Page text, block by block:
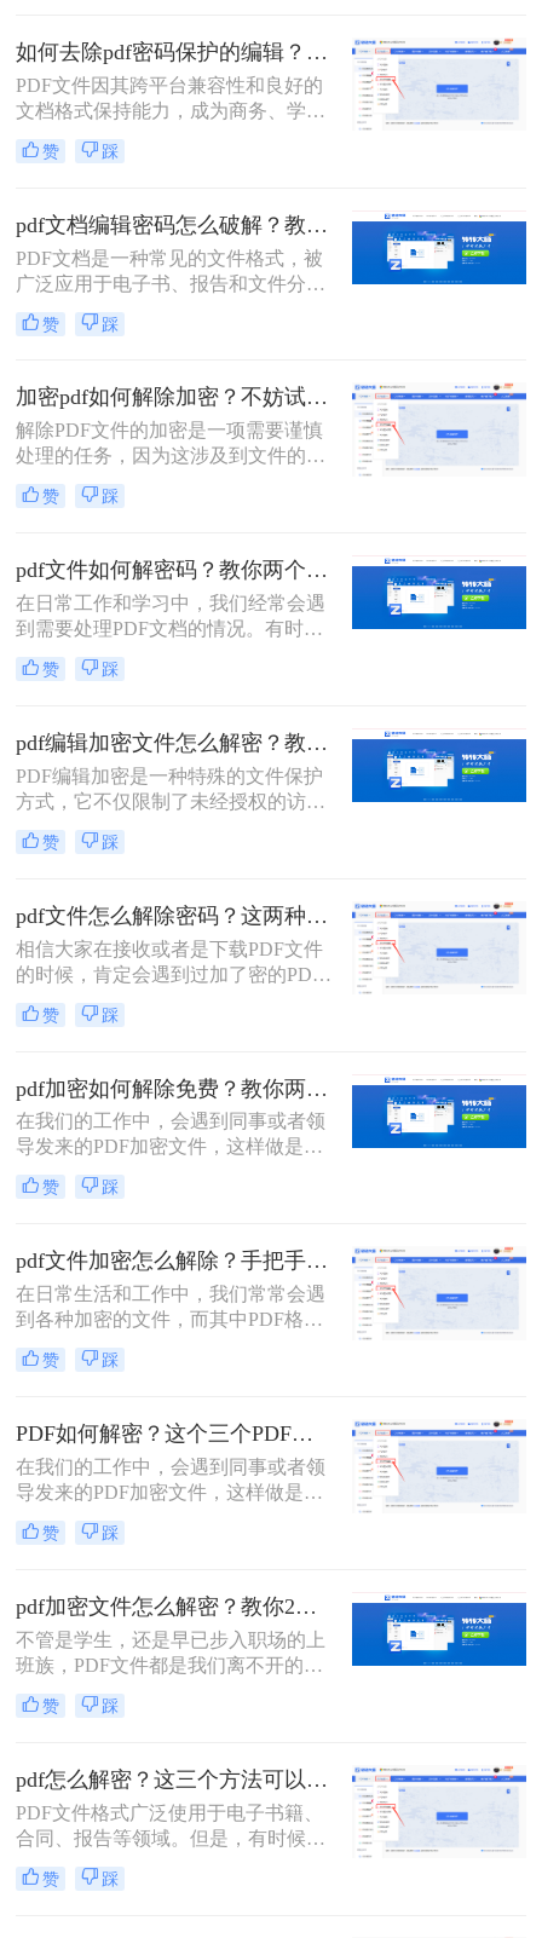
密码怎么解密呢？本文将详细介绍三
种有效的PDF编辑密码解密方法，帮
助您轻松应对这一问题。
如何去除pdf密码保护的编辑？教你两个小方法！
PDF文件因其跨平台兼容性和良好的
文档格式保持能力，成为商务、学习
和日常工作中不可或缺的文件格式。
然而，为了保护文件不被随意修改，
别是编辑权限的限制。本文将详细介
绍如何去除pdf密码保护的编辑，特别
是编辑权限的限制，以便用户能够自
由编辑和修改文件内容。
赞 踩
pdf文档编辑密码怎么破解？教你二招轻松解决！
PDF文档是一种常见的文件格式，被
广泛应用于电子书、报告和文件分享
等领域。然而，有时我们可能会遇到
需要编辑或打开被密码保护的PDF文
破解呢？在本文中，我将为您介绍几
种快速破解PDF文档密码的方法。
赞 踩
加密pdf如何解除加密？不妨试试这两种方法！
解除PDF文件的加密是一项需要谨慎
处理的任务，因为这涉及到文件的安
全性和机密性。在解除加密之前，确
保你了解加密的类型和原因，并拥有
操作。那么加密pdf如何解除加密呢？
以下是一些常见的解除PDF文件加密
的方法。
赞 踩
pdf文件如何解密码？教你两个方法！
在日常工作和学习中，我们经常会遇
到需要处理PDF文档的情况。有时候
我们会遇到一些加密的PDF文件，这
时候如果没有密码，我们就无法进行
文件如何解密码呢？本文将为大家介
绍几种常见的破解PDF密码的方法。
赞 踩
pdf编辑加密文件怎么解密？教你两个小方法。
PDF编辑加密是一种特殊的文件保护
方式，它不仅限制了未经授权的访
问，还阻止了对文件的编辑。如果您
需要编辑一个PDF编辑加密文件，了
绍pdf编辑加密文件怎么解密的方法，
帮助您重新获得文件的编辑权限。
赞 踩
pdf文件怎么解除密码？这两种解密方法很简单！
相信大家在接收或者是下载PDF文件
的时候，肯定会遇到过加了密的PDF
文件，这就让我们每次打开都需要输
入文件密码，时间久了还可能会忘记
么pdf文件怎么解除密码呢？方法很简
单，给大家分享两种解决方法，其中
一种手机上就能完成，来一起看看
吧。
赞 踩
pdf加密如何解除免费？教你两种方法，轻松解锁pdf文件！
在我们的工作中，会遇到同事或者领
导发来的PDF加密文件，这样做是为
了保证文件的机密性；而我们每次打
开PDF文件都需要输入密码才能进行
时，就会很麻烦。
赞 踩
pdf文件加密怎么解除？手把手教你2个简单方法！
在日常生活和工作中，我们常常会遇
到各种加密的文件，而其中PDF格式
的文件加密情况也较为常见。PDF文
件的加密和解除是一个常见的需求，
时。下面分享pdf文件加密怎么解除方
法，可以帮助你解除PDF加密文件，
一起来了解一下吧！
赞 踩
PDF如何解密？这个三个PDF解密工具可以帮你！
在我们的工作中，会遇到同事或者领
导发来的PDF加密文件，这样做是为
了保证文件的机密性；而我们每次打
开PDF文件都需要输入密码才能进行
时，就会很麻烦。这时我们就需要对
其进行解密，以方便后续的操作，那
有什么办法能进行PDF解密呢？当然
有，今天小编就为大家推荐三个方
法，大家一起看看PDF如何解密吧！
赞 踩
pdf加密文件怎么解密？教你2个PDF解密方法！
​不管是学生，还是早已步入职场的上
班族，PDF文件都是我们离不开的一
款工具，毕竟这个格式它兼容性较
广，不易编辑，安全稳定性都较好，
有时为了保证PDF的安全性，我们会
对文件进行加密操作。可大家知道pdf
加密文件怎么解密吗？今天就能大家
分享二个非常好用的方法！
赞 踩
pdf怎么解密？这三个方法可以试一试！
PDF文件格式广泛使用于电子书籍、
合同、报告等领域。但是，有时候我
们可能会遇到一些加密的PDF文件，
这给我们的查看和编辑带来了困扰。
赞 踩